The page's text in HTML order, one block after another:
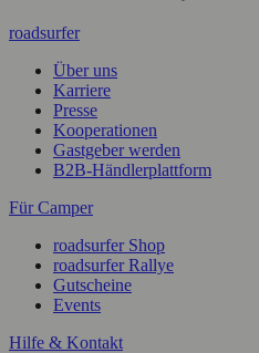
roadsurfer
Über uns
Karriere
Presse
Kooperationen
Gastgeber werden
B2B-Händlerplattform
Für Camper
roadsurfer Shop
roadsurfer Rallye
Gutscheine
Events
Hilfe & Kontakt